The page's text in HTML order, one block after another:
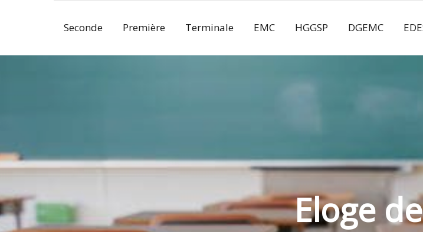
Seconde Première Terminale EMC HGGSP DGEMC
Eloge